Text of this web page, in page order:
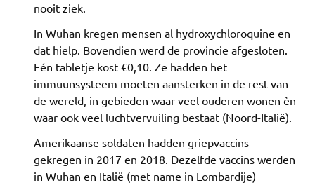
nooit ziek.
In Wuhan kregen mensen al hydroxychloroquine en
dat hielp. Bovendien werd de provincie afgesloten.
Eén tabletje kost €0,10. Ze hadden het
immuunsysteem moeten aansterken in de rest van
de wereld, in gebieden waar veel ouderen wonen èn
waar ook veel luchtvervuiling bestaat (Noord-Italië).
Amerikaanse soldaten hadden griepvaccins
gekregen in 2017 en 2018. Dezelfde vaccins werden
in Wuhan en Italië (met name in Lombardije)